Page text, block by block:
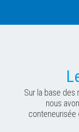
Sur la base des
nous
conteneurisée